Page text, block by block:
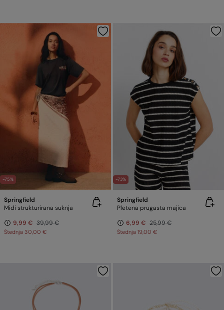
-75%
Springfield
Midi strukturirana suknja
9,99 € 39,99 €
Štednja 30,00 €
-73%
Springfield
Pletena prugasta majica
6,99 € 25,99 €
Štednja 19,00 €